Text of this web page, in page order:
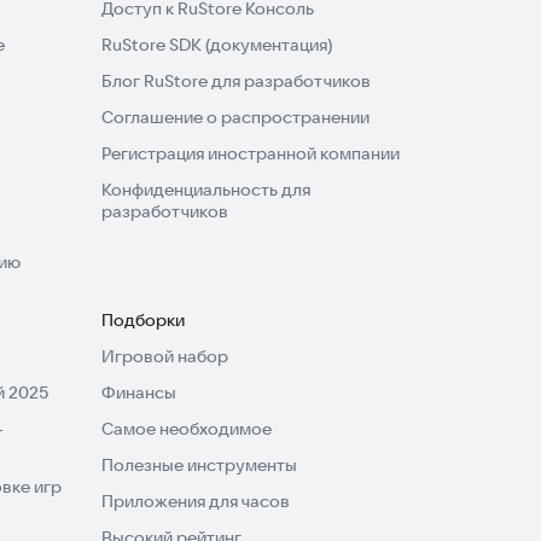
Доступ к RuStore Консоль
RuStore SDK (документация)
Блог RuStore для разработчиков
Соглашение о распространении
Регистрация иностранной компании
Конфиденциальность для
разработчиков
2025
игр
Подборки
Игровой набор
Финансы
Самое необходимое
Полезные инструменты
Приложения для часов